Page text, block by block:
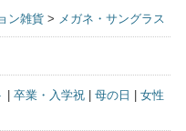
ン雑貨 > メガネ・サングラス
| 卒業・入学祝 | 母の日 | 女性